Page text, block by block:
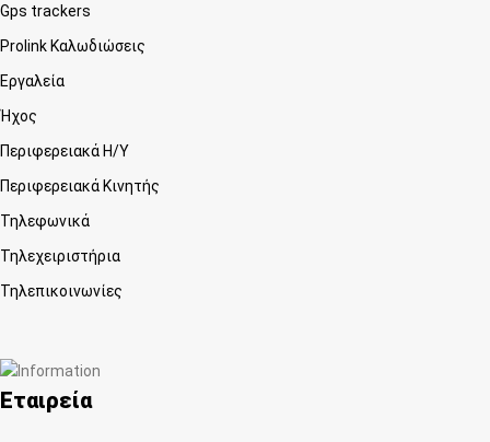
Gps trackers
Prolink Καλωδιώσεις
Εργαλεία
Ήχος
Περιφερειακά Η/Υ
Περιφερειακά Κινητής
Τηλεφωνικά
Τηλεχειριστήρια
Τηλεπικοινωνίες
Εταιρεία